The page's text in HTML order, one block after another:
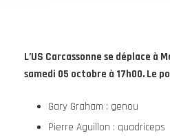
L’US Carcassonne se déplace à
samedi 05 octobre à 17h00. Le
Gary Graham : genou
Pierre Aguillon : quadriceps